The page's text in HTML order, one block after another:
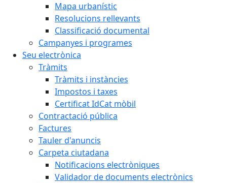
Mapa urbanístic
Resolucions rellevants
Classificació documental
Campanyes i programes
Seu electrònica
Tràmits
Tràmits i instàncies
Impostos i taxes
Certificat IdCat mòbil
Contractació pública
Factures
Tauler d'anuncis
Carpeta ciutadana
Notificacions electròniques
Validador de documents electrònics